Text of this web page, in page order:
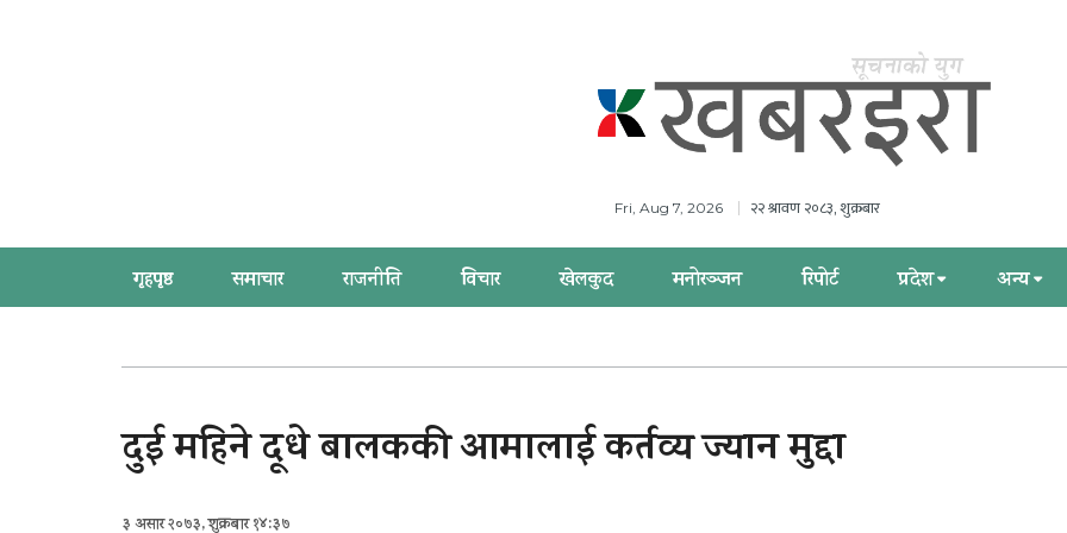
Fri, Aug 7, 2026 २२ श्रावण २०८३, शुक्रबार
गृहपृष्ठ समाचार राजनीति विचार खेलकुद मनोरञ्जन रिपोर्ट प्रदेश अन्य
दुई महिने दूधे बालककी आमालाई कर्तव्य ज्यान मुद्दा
३ असार २०७३, शुक्रबार १४:३७